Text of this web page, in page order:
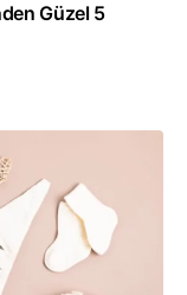
Güzel 5